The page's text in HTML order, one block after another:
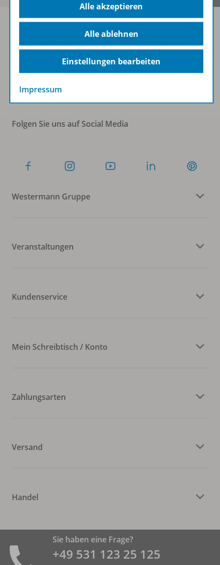
Sofort profitieren
Folgen Sie uns auf Social Media
Westermann Gruppe
Veranstaltungen
Kundenservice
Mein Schreibtisch / Konto
Zahlungsarten
Versand
Handel
Sie haben eine Frage?
+49 531 ­123 25 125
Alle akzeptieren
Alle ablehnen
Einstellungen bearbeiten
Impressum